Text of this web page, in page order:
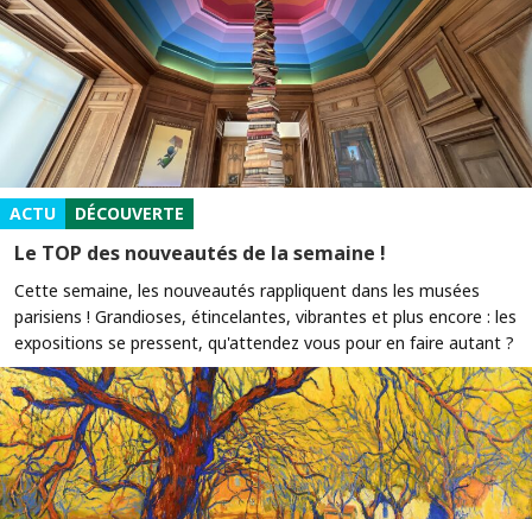
ACTU DÉCOUVERTE
Le TOP des nouveautés de la semaine !
Cette semaine, les nouveautés rappliquent dans les musées
parisiens ! Grandioses, étincelantes, vibrantes et plus encore : les
expositions se pressent, qu'attendez vous pour en faire autant ?